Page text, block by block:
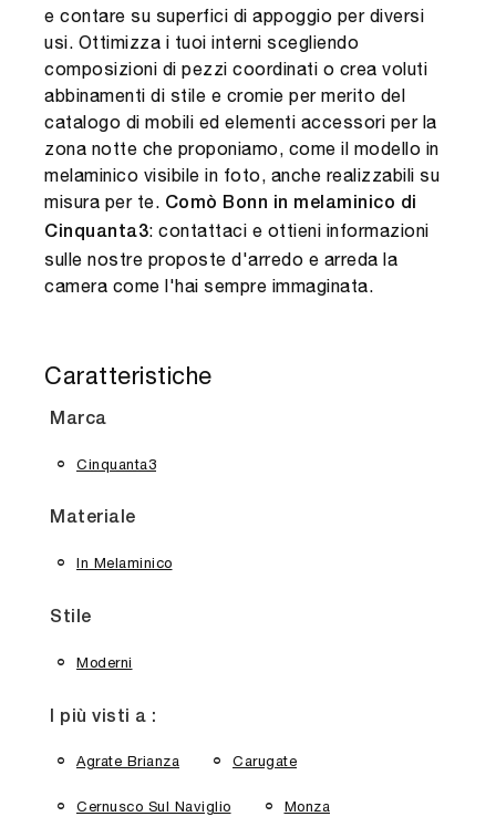
e contare su superfici di appoggio per diversi
usi. Ottimizza i tuoi interni scegliendo
composizioni di pezzi coordinati o crea voluti
abbinamenti di stile e cromie per merito del
catalogo di mobili ed elementi accessori per la
zona notte che proponiamo, come il modello in
melaminico visibile in foto, anche realizzabili su
misura per te. Comò Bonn in melaminico di
Cinquanta3: contattaci e ottieni informazioni
sulle nostre proposte d'arredo e arreda la
camera come l'hai sempre immaginata.
Caratteristiche
Marca
Cinquanta3
Materiale
In Melaminico
Stile
Moderni
I più visti a :
Agrate Brianza Carugate
Cernusco Sul Naviglio Monza